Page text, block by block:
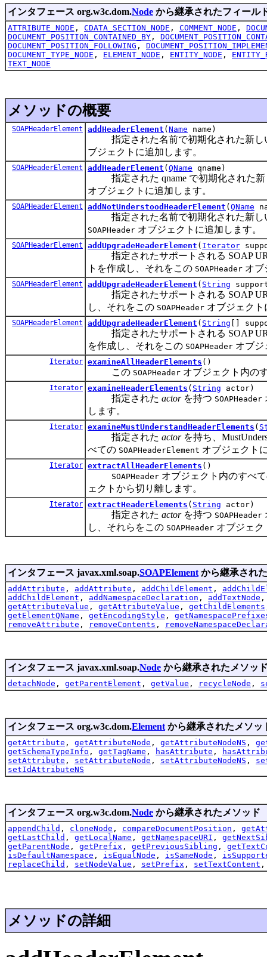
インタフェース org.w3c.dom.Node から継承されたフィール
ATTRIBUTE_NODE , CDATA_SECTION_NODE , COMMENT_NODE ,
DOCUMENT_POSITION_CONTAINED_BY ,
DOCUMENT_POSITION_FOLLOWING ,
DOCUMENT_TYPE_NODE , ELEMENT_NODE , ENTITY_NODE ,
TEXT_NODE
メソッドの概要
SOAPHeaderElement addHeaderElement ( Name name)
指定された名前で初期化された新し
ブジェクトに追加します。
SOAPHeaderElement addHeaderElement ( QName qname)
指定された qname で初期化された
オブジェクトに追加します。
SOAPHeaderElement addNotUnderstoodHeaderElement ( QName
指定された名前で初期化された新し
SOAPHeader オブジェクトに追加します。
SOAPHeaderElement addUpgradeHeaderElement ( Iterator
指定されたサポートされる SOAP
トを作成し、それをこの SOAPHeader オブ
SOAPHeaderElement addUpgradeHeaderElement ( String
指定されたサポートされる SOAP
し、それをこの SOAPHeader オブジェク
SOAPHeaderElement addUpgradeHeaderElement ( String []
指定されたサポートされる SOAP
を作成し、それをこの SOAPHeader オブジ
Iterator examineAllHeaderElements ()
この SOAPHeader オブジェクト内の
Iterator examineHeaderElements ( String actor)
指定された actorを持つ SOAPHeader
します。
Iterator examineMustUnderstandHeaderElements (
指定された actorを持ち、
べての SOAPHeaderElement オブジェクト
Iterator extractAllHeaderElements ()
SOAPHeader オブジェクト内のすべ
ェクトから切り離します。
Iterator extractHeaderElements ( String actor)
指定された actorを持つ SOAPHeader
し、それらをこの SOAPHeader オブジェ
インタフェース javax.xml.soap.SOAPElement から継承され
addAttribute , addAttribute , addChildElement ,
addChildElement , addNamespaceDeclaration , addTextNode
getAttributeValue , getAttributeValue , getChildElements
getElementQName , getEncodingStyle ,
removeAttribute , removeContents ,
インタフェース javax.xml.soap.Node から継承されたメソッ
detachNode , getParentElement , getValue , recycleNode ,
インタフェース org.w3c.dom.Element から継承されたメソッ
getAttribute , getAttributeNode , getAttributeNodeNS ,
getSchemaTypeInfo , getTagName , hasAttribute ,
setAttribute , setAttributeNode , setAttributeNodeNS ,
setIdAttributeNS
インタフェース org.w3c.dom.Node から継承されたメソッド
appendChild , cloneNode , compareDocumentPosition ,
getLastChild , getLocalName , getNamespaceURI ,
getParentNode , getPrefix , getPreviousSibling ,
isDefaultNamespace , isEqualNode , isSameNode ,
replaceChild , setNodeValue , setPrefix , setTextContent
メソッドの詳細